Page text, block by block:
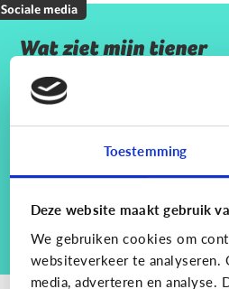
Toestemming
Deze website maakt gebruik
We gebruiken cookies om
websiteverkeer te
media, adverteren en analyse.
Sociale media
Wat ziet mijn tiener
op sociale media? En
moet ik mij daar
zorgen om maken?